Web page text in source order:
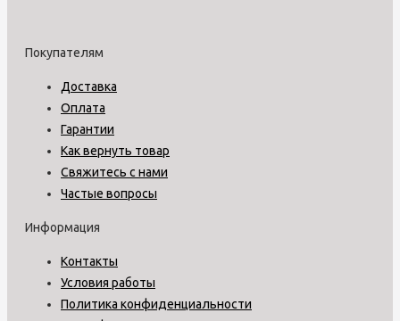
Покупателям
Доставка
Оплата
Гарантии
Как вернуть товар
Свяжитесь с нами
Частые вопросы
Информация
Контакты
Условия работы
Политика конфиденциальности